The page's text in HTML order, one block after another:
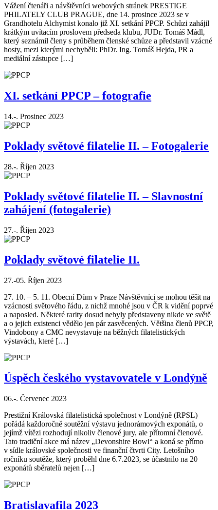
Vážení čtenáři a návštěvníci webových stránek PRESTIGE
PHILATELY CLUB PRAGUE, dne 14. prosince 2023 se v
Grandhotelu Alchymist konalo již XI. setkání PPCP. Schůzi zahájil
krátkým uvítacím proslovem předseda klubu, JUDr. Tomáš Mádl,
který seznámil členy s průběhem členské schůze a představil vzácné
hosty, mezi kterými nechyběli: PhDr. Ing. Tomáš Hejda, PR a
mediální zástupce […]
XI. setkání PPCP – fotografie
14.-. Prosinec 2023
Poklady světové filatelie II. – Fotogalerie
28.-. Říjen 2023
Poklady světové filatelie II. – Slavnostní
zahájení (fotogalerie)
27.-. Říjen 2023
Poklady světové filatelie II.
27.-05. Říjen 2023
27. 10. – 5. 11. Obecní Dům v Praze Návštěvníci se mohou těšit na
vzácnosti světového řádu, z nichž mnohé jsou v ČR k vidění poprvé
a naposled. Některé rarity dosud nebyly představeny nikde ve světě
a o jejich existenci vědělo jen pár zasvěcených. Většina členů PPCP,
Vindobony a CMC nevystavuje na běžných filatelistických
výstavách, které […]
Úspěch českého vystavovatele v Londýně
06.-. Červenec 2023
Prestižní Královská filatelistická společnost v Londýně (RPSL)
pořádá každoročně soutěžní výstavu jednorámových exponátů, o
jejímž vítězi rozhodují nikoliv členové jury, ale přítomní členové.
Tato tradiční akce má název „Devonshire Bowl“ a koná se přímo
v sídle královské společnosti ve finanční čtvrti City. Letošního
ročníku soutěže, který proběhl dne 6.7.2023, se účastnilo na 20
exponátů sběratelů nejen […]
Bratislavafila 2023